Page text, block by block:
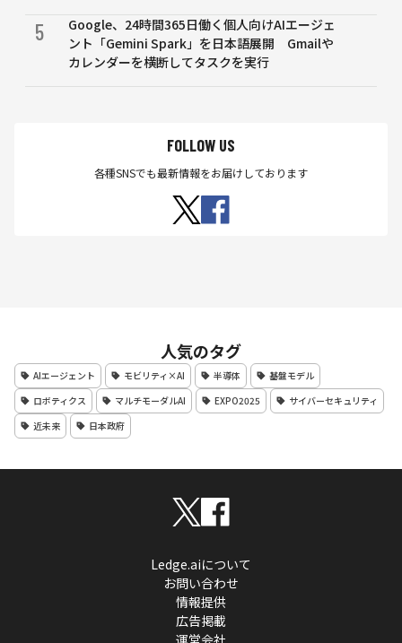
5
Google、24時間365日働く個人向けAIエージェ
ント「Gemini Spark」を日本語展開 Gmailや
カレンダーを横断してタスクを実行
FOLLOW US
各種SNSでも最新情報をお届けしております
人気のタグ
AIエージェント モビリティ×AI 半導体
基盤モデル
ロボティクス
マルチモーダルAI EXPO2025
サイバーセキュリティ
近未来
日本政府
Ledge.aiについて
お問い合わせ
情報提供
広告掲載
運営会社